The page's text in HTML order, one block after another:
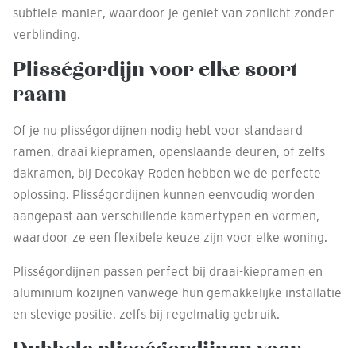
subtiele manier, waardoor je geniet van zonlicht zonder
verblinding.
Plisségordijn voor elke soort
raam
Of je nu plisségordijnen nodig hebt voor standaard
ramen, draai kiepramen, openslaande deuren, of zelfs
dakramen, bij Decokay Roden hebben we de perfecte
oplossing. Plisségordijnen kunnen eenvoudig worden
aangepast aan verschillende kamertypen en vormen,
waardoor ze een flexibele keuze zijn voor elke woning.
Plisségordijnen passen perfect bij draai-kiepramen en
aluminium kozijnen vanwege hun gemakkelijke installatie
en stevige positie, zelfs bij regelmatig gebruik.